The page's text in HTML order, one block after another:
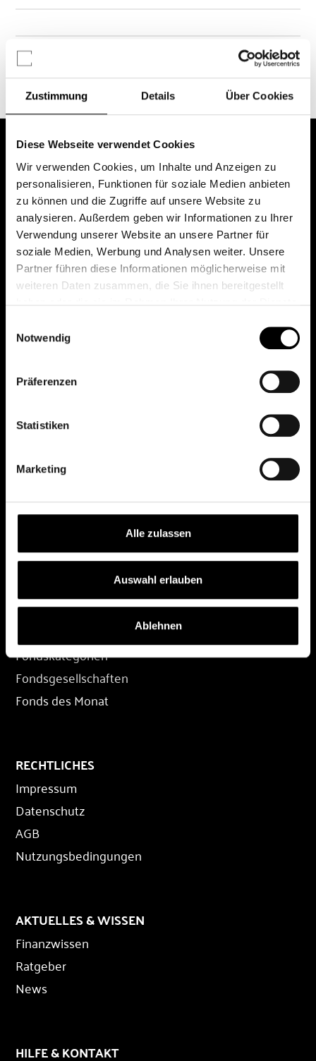
Zustimmung Details Über Cookies
Diese Webseite verwendet Cookies
Wir verwenden Cookies, um Inhalte und Anzeigen zu
personalisieren, Funktionen für soziale Medien anbieten
zu können und die Zugriffe auf unsere Website zu
analysieren. Außerdem geben wir Informationen zu Ihrer
Verwendung unserer Website an unsere Partner für
soziale Medien, Werbung und Analysen weiter. Unsere
Partner führen diese Informationen möglicherweise mit
weiteren Daten zusammen, die Sie ihnen bereitgestellt
Notwendig
Präferenzen
Statistiken
Marketing
Alle zulassen
Auswahl erlauben
Ablehnen
Chancen & Risiken
Das erste Depot in Österreich mit 0€ Kontoführung,
0€ Ausgabeaufschlag und 0€ Depotgebühren bei
knapp 2000 Fonds und 0€ Orderspesen.
All rights reserved.
Depot eröffnen
Depot übertragen
Konditionen
FONDS
Fondskategorien
Fondsgesellschaften
Fonds des Monat
RECHTLICHES
Impressum
Datenschutz
AGB
Nutzungsbedingungen
AKTUELLES & WISSEN
Finanzwissen
Ratgeber
News
HILFE & KONTAKT